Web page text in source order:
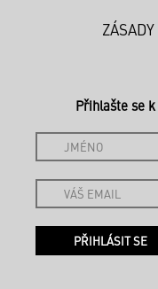
Přihlašte se